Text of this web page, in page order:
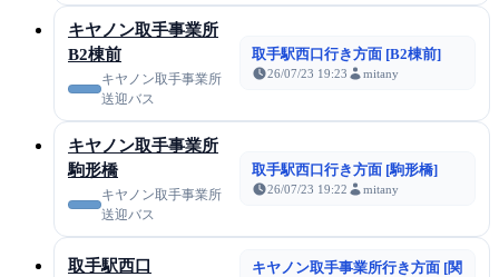
キヤノン取手事業所
B2棟前
キヤノン取手事業所
送迎バス
取手駅西口行き方面 [B2棟前]
26/07/23 19:23 mitany
キヤノン取手事業所
駒形橋
キヤノン取手事業所
送迎バス
取手駅西口行き方面 [駒形橋]
26/07/23 19:22 mitany
取手駅西口
キヤノン取手事業所行き方面 [関